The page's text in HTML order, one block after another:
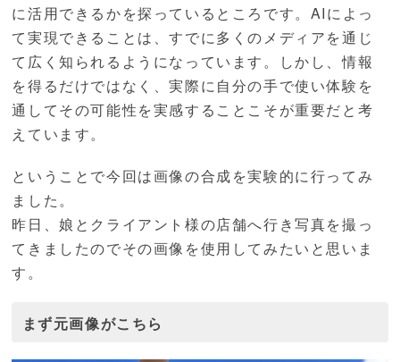
に活用できるかを探っているところです。AIによっ
て実現できることは、すでに多くのメディアを通じ
て広く知られるようになっています。しかし、情報
を得るだけではなく、実際に自分の手で使い体験を
通してその可能性を実感することこそが重要だと考
えています。
ということで今回は画像の合成を実験的に行ってみ
ました。
昨日、娘とクライアント様の店舗へ行き写真を撮っ
てきましたのでその画像を使用してみたいと思いま
す。
まず元画像がこちら